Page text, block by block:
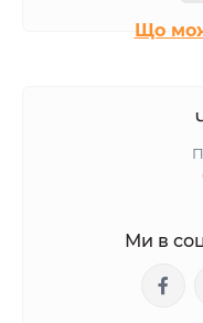
Що
Ми в